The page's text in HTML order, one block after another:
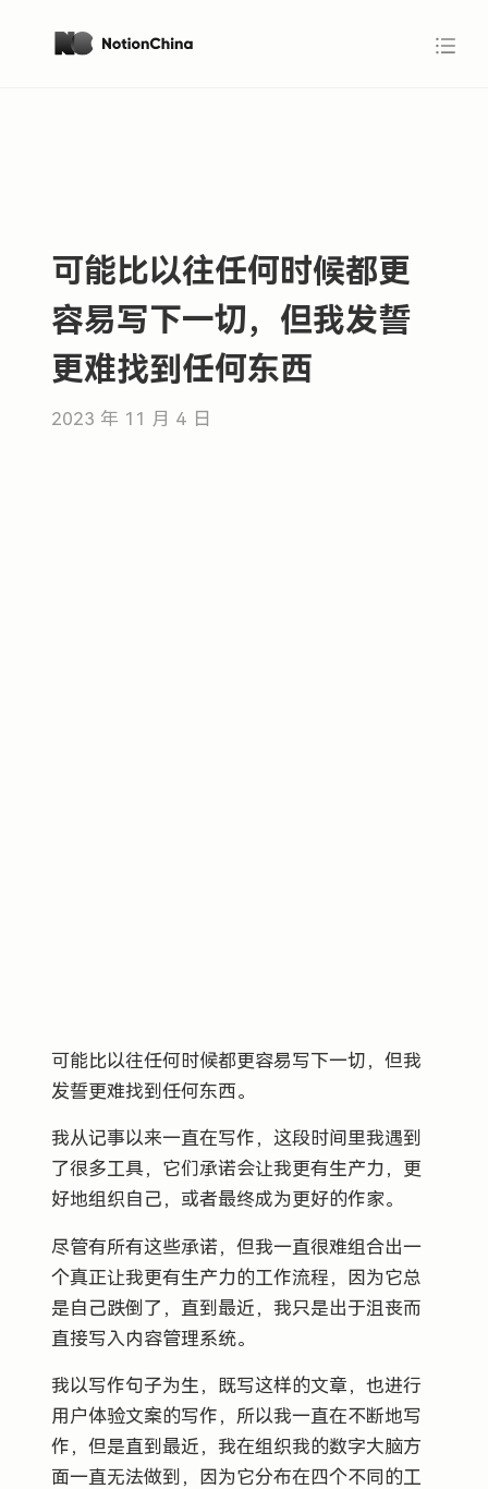
可能比以往任何时候都更
容易写下一切，但我发誓
更难找到任何东西
2023 年 11 月 4 日
可能比以往任何时候都更容易写下一切，但我
发誓更难找到任何东西。
我从记事以来一直在写作，这段时间里我遇到
了很多工具，它们承诺会让我更有生产力，更
好地组织自己，或者最终成为更好的作家。
尽管有所有这些承诺，但我一直很难组合出一
个真正让我更有生产力的工作流程，因为它总
是自己跌倒了，直到最近，我只是出于沮丧而
直接写入内容管理系统。
我以写作句子为生，既写这样的文章，也进行
用户体验文案的写作，所以我一直在不断地写
作，但是直到最近，我在组织我的数字大脑方
面一直无法做到，因为它分布在四个不同的工